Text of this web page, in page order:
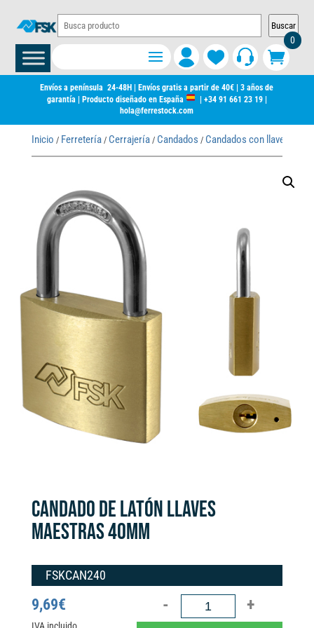
Buscar
0
Envíos a península 24-48H | Envíos gratis a partir de 40€ | 3 años de
garantía | Producto diseñado en España
+34 91 661 23 19|
hola@ferrestock.com
Inicio / Ferretería/ Cerrajería/ Candados / Candados con llave
CANDADO DE LATÓN LLAVES
MAESTRAS 40MM
FSKCAN240
9,69€
CANDADO
DE